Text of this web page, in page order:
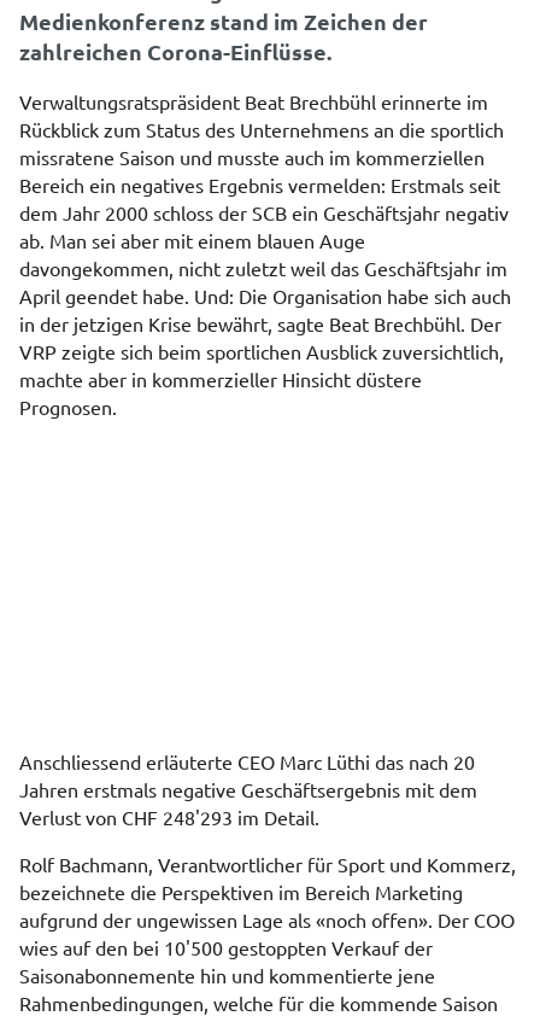
Medienkonferenz stand im Zeichen der
zahlreichen Corona-Einflüsse.
Verwaltungsratspräsident Beat Brechbühl erinnerte im
Rückblick zum Status des Unternehmens an die sportlich
missratene Saison und musste auch im kommerziellen
Bereich ein negatives Ergebnis vermelden: Erstmals seit
dem Jahr 2000 schloss der SCB ein Geschäftsjahr negativ
ab. Man sei aber mit einem blauen Auge
davongekommen, nicht zuletzt weil das Geschäftsjahr im
April geendet habe. Und: Die Organisation habe sich auch
in der jetzigen Krise bewährt, sagte Beat Brechbühl. Der
VRP zeigte sich beim sportlichen Ausblick zuversichtlich,
machte aber in kommerzieller Hinsicht düstere
Prognosen.
Anschliessend erläuterte CEO Marc Lüthi das nach 20
Jahren erstmals negative Geschäftsergebnis mit dem
Verlust von CHF 248'293 im Detail.
Rolf Bachmann, Verantwortlicher für Sport und Kommerz,
bezeichnete die Perspektiven im Bereich Marketing
aufgrund der ungewissen Lage als «noch offen». Der COO
wies auf den bei 10'500 gestoppten Verkauf der
Saisonabonnemente hin und kommentierte jene
Rahmenbedingungen, welche für die kommende Saison